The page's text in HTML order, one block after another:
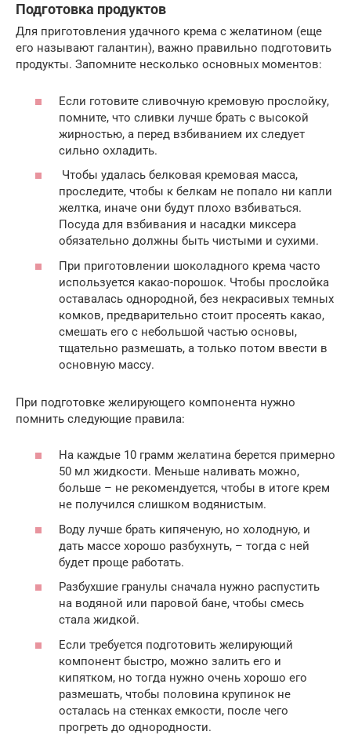
Подготовка продуктов
Для приготовления удачного крема с желатином (еще
его называют галантин), важно правильно подготовить
продукты. Запомните несколько основных моментов:
Если готовите сливочную кремовую прослойку,
помните, что сливки лучше брать с высокой
жирностью, а перед взбиванием их следует
сильно охладить.
Чтобы удалась белковая кремовая масса,
проследите, чтобы к белкам не попало ни капли
желтка, иначе они будут плохо взбиваться.
Посуда для взбивания и насадки миксера
обязательно должны быть чистыми и сухими.
При приготовлении шоколадного крема часто
используется какао-порошок. Чтобы прослойка
оставалась однородной, без некрасивых темных
комков, предварительно стоит просеять какао,
смешать его с небольшой частью основы,
тщательно размешать, а только потом ввести в
основную массу.
При подготовке желирующего компонента нужно
помнить следующие правила:
На каждые 10 грамм желатина берется примерно
50 мл жидкости. Меньше наливать можно,
больше – не рекомендуется, чтобы в итоге крем
не получился слишком водянистым.
Воду лучше брать кипяченую, но холодную, и
дать массе хорошо разбухнуть, – тогда с ней
будет проще работать.
Разбухшие гранулы сначала нужно распустить
на водяной или паровой бане, чтобы смесь
стала жидкой.
Если требуется подготовить желирующий
компонент быстро, можно залить его и
кипятком, но тогда нужно очень хорошо его
размешать, чтобы половина крупинок не
осталась на стенках емкости, после чего
прогреть до однородности.